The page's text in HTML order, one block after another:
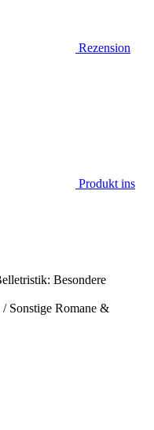
Rezension
Produkt ins
Besondere
Sonstige Romane &